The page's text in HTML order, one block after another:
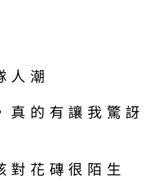
人潮
真的有讓我驚訝
對花磚很陌生